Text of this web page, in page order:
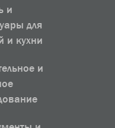
и
для
и кухни
и